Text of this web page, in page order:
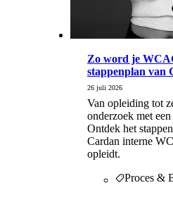
Zo word je
stappenplan van
26 juli 2026
Van opleiding tot
onderzoek met
Ontdek het
Cardan interne
opleidt.
Proces &